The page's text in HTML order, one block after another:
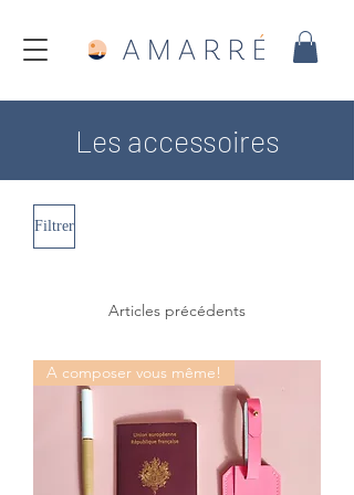
Les accessoires
Filtrer
Articles précédents
A composer vous même!